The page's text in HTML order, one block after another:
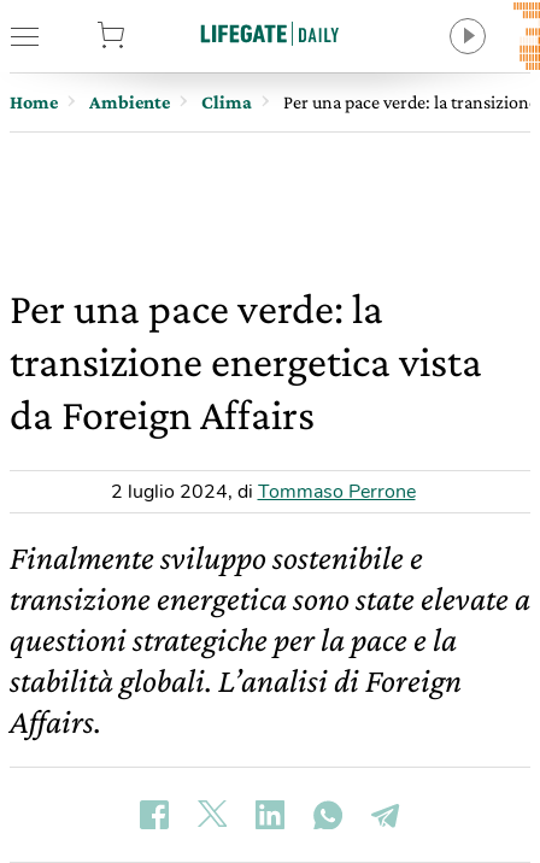
Home Ambiente Clima Per una pace verde: la
Per una pace verde: la
transizione energetica vista
da Foreign Affairs
2 luglio 2024, di Tommaso Perrone
Finalmente sviluppo sostenibile e
transizione energetica sono state elevate a
questioni strategiche per la pace e la
stabilità globali. L’analisi di Foreign
Affairs.